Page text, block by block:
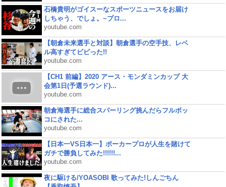
石橋貴明がゴイスーなスポーツニュースをお届け
しちゃう、でしょ。~プロ...
youtube.com
【朝倉未来選手と対談】朝倉選手の空手技、レベ
ル高すぎてビビった!!
youtube.com
【CH1 前編】2020 アース・モンダミンカップ 大
会第1日(予選ラウンド)...
youtube.com
朝倉海選手に総合スパーリング挑んだらフルボッ
コにされた...
youtube.com
【日本一VS日本一】ポーカープロが人生を賭けて
ガチで勝負してみた!!!!!!...
youtube.com
夜に駆ける/YOASOBI 歌ってみた!しんごちん